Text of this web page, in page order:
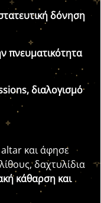
δόνηση
πνευματικότητα
διαλογισμό
και άφησε
δαχτυλίδια
κάθαρση και